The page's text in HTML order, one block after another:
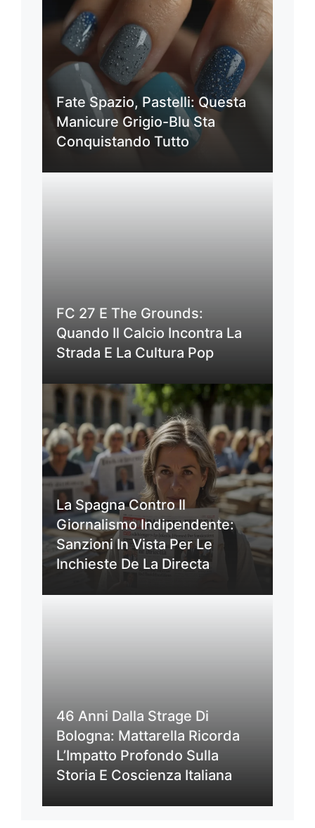
Fate Spazio, Pastelli: Questa
Manicure Grigio-Blu Sta
Conquistando Tutto
FC 27 E The Grounds:
Quando Il Calcio Incontra La
Strada E La Cultura Pop
La Spagna Contro Il
Giornalismo Indipendente:
Sanzioni In Vista Per Le
Inchieste De La Directa
46 Anni Dalla Strage Di
Bologna: Mattarella Ricorda
L’Impatto Profondo Sulla
Storia E Coscienza Italiana